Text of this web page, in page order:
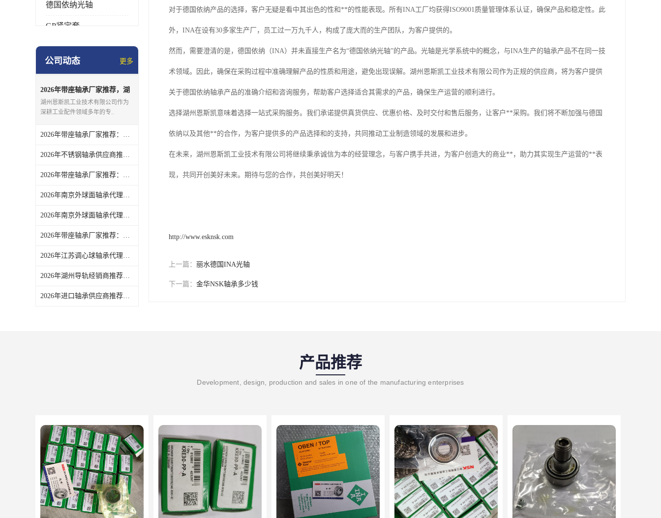
德国依纳光轴
GP紧定套
SKF轴承
日本NSK进口轴承
德国INA进口轴承
日本NTN进口轴承
闽台上银HIWIN滑块导轨
不锈钢轴承
进口轴承
美国KBS直线轴承
日本THK
自润滑铜套无油轴承
C&U人本轴承
公司动态 更多
2026年带座轴承厂家推荐，湖
州源头企业实力解析
湖州恩斯凯工业技术有限公司作为
深耕工业配件领域多年的专..
2026年带座轴承厂家推荐：湖州恩斯凯工业技术有限公司解析
2026年不锈钢轴承供应商推荐：湖州恩斯凯工业技术有限公司一站式工业零配件配套服务解析
2026年带座轴承厂家推荐：湖州恩斯凯一站式工业配件整合供应
2026年南京外球面轴承代理商推荐：湖州恩斯凯工业技术有限公司解析
2026年南京外球面轴承代理商推荐，湖州恩斯凯工业技术有限公司品质保障
2026年带座轴承厂家推荐：聚焦湖州恩斯凯品质供应与服务优势
2026年江苏调心球轴承代理商推荐：湖州恩斯凯工业技术有限公司
2026年湖州导轨经销商推荐：恩斯凯工业全品类线性导轨供应
2026年进口轴承供应商推荐：湖州恩斯凯工业技术有限公司解析
对于德国依纳产品的选择，客户无疑是看中其出色的性和**的性能表现。所有INA工厂均获得ISO9001质量管理体系认证，确保产品和稳定性。此
外，INA在设有30多家生产厂，员工过一万九千人，构成了庞大而的生产团队，为客户提供的。
然而，需要澄清的是，德国依纳（INA）并未直接生产名为“德国依纳光轴”的产品。光轴是光学系统中的概念，与INA生产的轴承产品不在同一技
术领域。因此，确保在采购过程中准确理解产品的性质和用途，避免出现误解。湖州恩斯凯工业技术有限公司作为正规的供应商，将为客户提供
关于德国依纳轴承产品的准确介绍和咨询服务，帮助客户选择适合其需求的产品，确保生产运营的顺利进行。
选择湖州恩斯凯意味着选择一站式采购服务。我们承诺提供真货供应、优惠价格、及时交付和售后服务，让客户**采购。我们将不断加强与德国
依纳以及其他**的合作，为客户提供多的产品选择和的支持，共同推动工业制造领域的发展和进步。
在未来，湖州恩斯凯工业技术有限公司将继续秉承诚信为本的经营理念，与客户携手共进，为客户创造大的商业**，助力其实现生产运营的**表
现，共同开创美好未来。期待与您的合作，共创美好明天！
http://www.esknsk.com
上一篇： 丽水德国INA光轴
下一篇： 金华NSK轴承多少钱
产品推荐
Development, design, production and sales in one of the manufacturing enterprises